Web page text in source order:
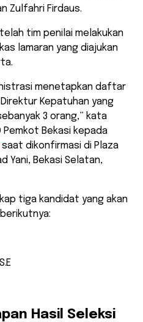
Zulfahri Firdaus.
tim penilai melakukan
lamaran yang diajukan
menetapkan daftar
Kepatuhan yang
3 orang,” kata
Pemkot Bekasi kepada
saat dikonfirmasi di Plaza
Yani, Bekasi Selatan,
tiga kandidat yang akan
Hasil Seleksi